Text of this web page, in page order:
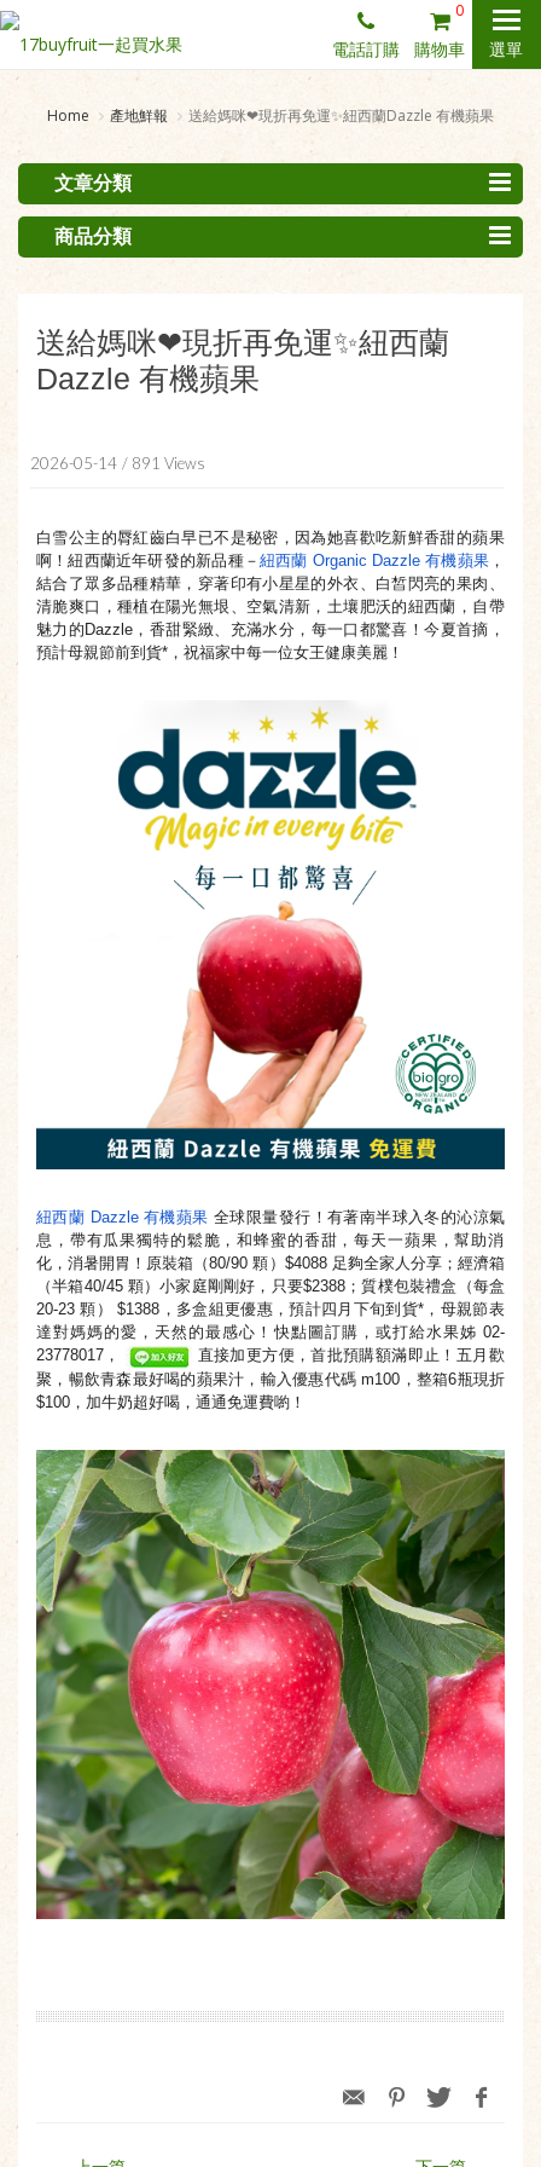
選單
電話訂購
0
購物車
Home 產地鮮報 送給媽咪❤現折再免運✨紐西蘭Dazzle 有機蘋果
文章分類
商品分類
送給媽咪❤現折再免運✨紐西蘭
Dazzle 有機蘋果
2026-05-14 / 891 Views
白雪公主的脣紅齒白早已不是秘密， 因為她喜歡吃新鮮香甜的蘋果
啊！紐西蘭近年研發的新品種－ 紐西蘭 Organic Dazzle 有機蘋果 ，
結合了眾多品種精華，穿著印有小星星的外衣、 白皙閃亮的果肉、
清脆爽口，種植在陽光無垠、空氣清新， 土壤肥沃的紐西蘭，自帶
魅力的Dazzle，香甜緊緻、 充滿水分，每一口都驚喜！今夏首摘，
預計母親節前到貨*， 祝福家中每一位女王健康美麗！
紐西蘭 Dazzle 有機蘋果 全球限量發行！有著南半球入冬的沁涼氣
息， 帶有瓜果獨特的鬆脆，和蜂蜜的香甜，每天一蘋果，幫助消
化，消暑開胃！原裝箱（80/90 顆）$4088 足夠全家人分享；經濟箱
（半箱40/45 顆）小家庭剛剛好，只要$2388；質樸包裝禮盒（每盒
20-23 顆） $1388，多盒組更優惠，預計四月下旬到貨*， 母親節表
達對媽媽的愛，天然的最感心！快點圖訂購，或打給水果姊 02-
23778017，
直接加更方便，首批預購額滿即止！ 五月歡
聚，暢飲青森最好喝的蘋果汁，輸入優惠代碼 m100，整箱6瓶現折
$100，加牛奶超好喝，通通免運費喲！